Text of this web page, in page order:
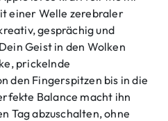
einer Welle zerebraler
gesprächig und
Geist in den Wolken
prickelnde
den Fingerspitzen bis in die
Balance macht ihn
Tag abzuschalten, ohne